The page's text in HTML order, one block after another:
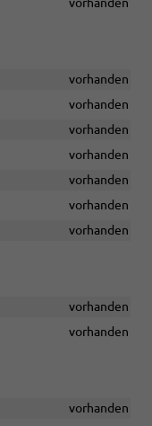
vorhanden
vorhanden
vorhanden
vorhanden
vorhanden
vorhanden
vorhanden
vorhanden
vorhanden
vorhanden
vorhanden